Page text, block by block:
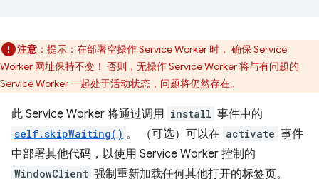
注意 ：提示：在部署空操作 Service Worker 时， 确保 Service
Worker 网址保持不变！ 否则，无操作 Service Worker 将与有问题的
Service Worker 一起处于活动状态，问题将仍然存在。
此 Service Worker 将通过调用 install 事件中的
self.skipWaiting() 。 （可选）可以在 activate 事件
中部署其他代码，以使用 Service Worker 控制的
WindowClient 强制重新加载任何其他打开的标签页。